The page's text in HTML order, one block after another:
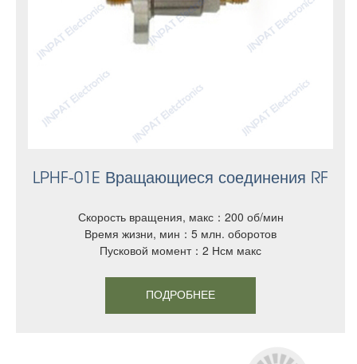
LPHF-01E Вращающиеся соединения RF
Скорость вращения, макс：200 об/мин
Время жизни, мин：5 млн. оборотов
Пусковой момент：2 Нсм макс
ПОДРОБНЕЕ